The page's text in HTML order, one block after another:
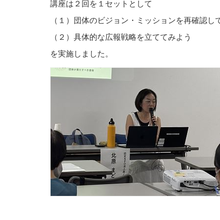
講座は２回を１セットとして
（１）団体のビジョン・ミッションを再確認し
（２）具体的な広報戦略を立ててみよう
を実施しました。